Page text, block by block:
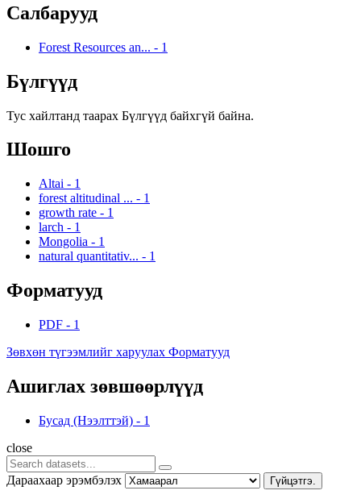
Салбарууд
Forest Resources an... - 1
Бүлгүүд
Тус хайлтанд таарах Бүлгүүд байхгүй байна.
Шошго
Altai - 1
forest altitudinal ... - 1
growth rate - 1
larch - 1
Mongolia - 1
natural quantitativ... - 1
Форматууд
PDF - 1
Зөвхөн түгээмлийг харуулах Форматууд
Ашиглах зөвшөөрлүүд
Бусад (Нээлттэй) - 1
close
Дараахаар эрэмбэлэх Гүйцэтгэ.